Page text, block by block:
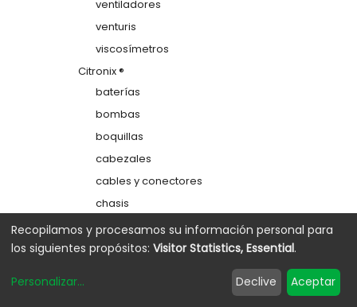
ventiladores
venturis
viscosímetros
Citronix ®
baterías
bombas
boquillas
cabezales
cables y conectores
chasis
colectores
depósitos
Recopilamos y procesamos su información personal para
los siguientes propósitos: Visitor Statistics, Essential.
Personalizar... Declive Aceptar